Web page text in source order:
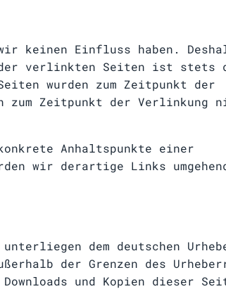
keinen Einfluss haben.
der verlinkten Seiten ist stets
wurden zum Zeitpunkt der
zum Zeitpunkt der Verlinkung
Anhaltspunkte einer
wir derartige Links
dem deutschen
der Grenzen des
und Kopien dieser